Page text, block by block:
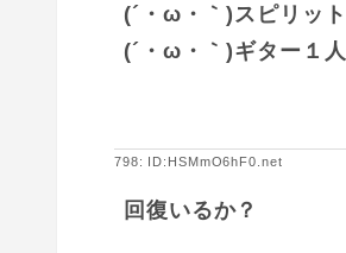
(´・ω・｀)スピリッ
(´・ω・｀)ギター１
798: ID:HSMmO6hF0.net
回復いるか？